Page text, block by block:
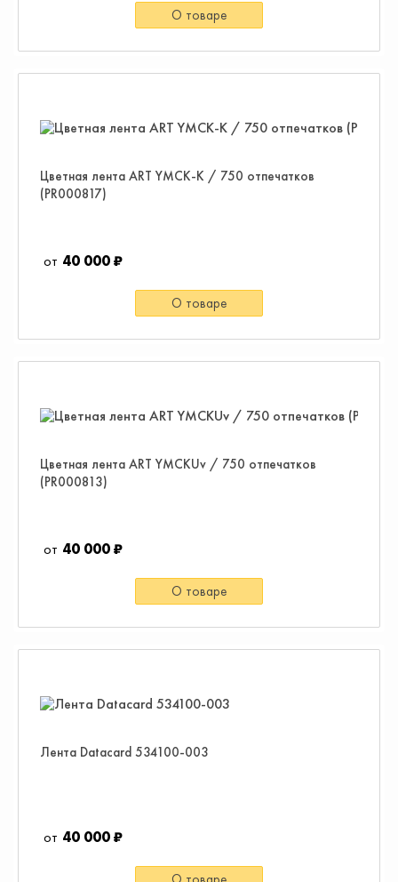
О товаре
Цветная лента ART YMCK-K / 750 отпечатков
(PR000817)
40 000 ₽
О товаре
Цветная лента ART YMCKUv / 750 отпечатков
(PR000813)
40 000 ₽
О товаре
Лента Datacard 534100-003
40 000 ₽